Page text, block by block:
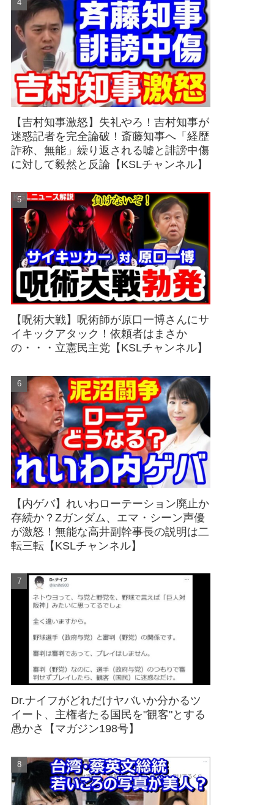
【吉村知事激怒】失礼やろ！吉村知事が
迷惑記者を完全論破！斎藤知事へ「経歴
詐称、無能」繰り返される嘘と誹謗中傷
に対して毅然と反論【KSLチャンネル】
【呪術大戦】呪術師が原口一博さんにサ
イキックアタック！依頼者はまさか
の・・・立憲民主党【KSLチャンネル】
【内ゲバ】れいわローテーション廃止か
存続か？Zガンダム、エマ・シーン声優
が激怒！無能な高井副幹事長の説明は二
転三転【KSLチャンネル】
Dr.ナイフがどれだけヤバいか分かるツ
イート、主権者たる国民を"観客"とする
愚かさ【マガジン198号】